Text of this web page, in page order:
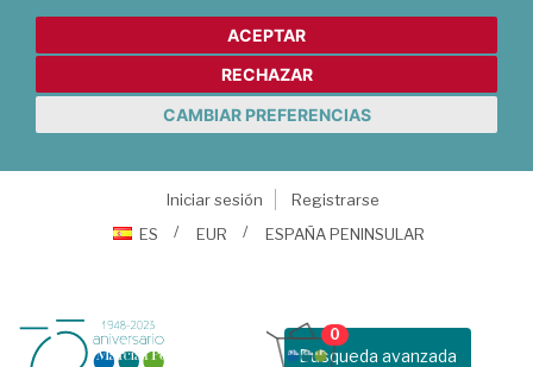
ACEPTAR
RECHAZAR
CAMBIAR PREFERENCIAS
Iniciar sesión
Registrarse
ES
EUR ESPAÑA PENINSULAR
Busqueda avanzada
0